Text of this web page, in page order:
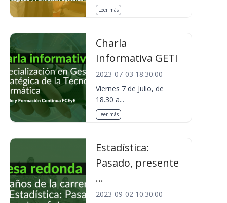
Leer más
Charla
Informativa GETI
2023-07-03 18:30:00
Viernes 7 de Julio, de
18.30 a...
Leer más
Estadística:
Pasado, presente
...
2023-09-02 10:30:00